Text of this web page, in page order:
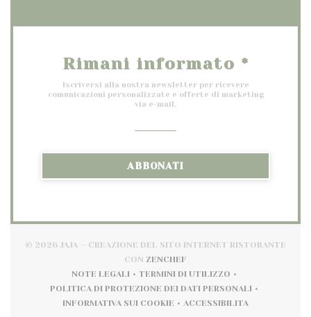
Rimani informato *
Iscriversi alla nostra newsletter per ricevere
comunicazioni personalizzate e offerte di marketing
via e-mail.
ABBONATI
© 2026 JAJA — CREAZIONE DEL SITO INTERNET RISTORANTE
CON ZENCHEF
NOTE LEGALI
TERMINI DI UTILIZZO
POLITICA DI PROTEZIONE DEI DATI PERSONALI
INFORMATIVA SUI COOKIE
ACCESSIBILITA